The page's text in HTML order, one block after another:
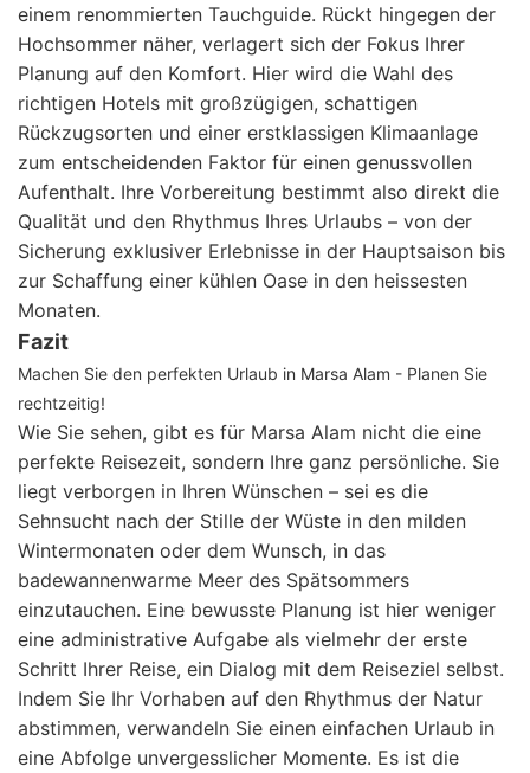
einem renommierten Tauchguide. Rückt hingegen der
Hochsommer näher, verlagert sich der Fokus Ihrer
Planung auf den Komfort. Hier wird die Wahl des
richtigen Hotels mit großzügigen, schattigen
Rückzugsorten und einer erstklassigen Klimaanlage
zum entscheidenden Faktor für einen genussvollen
Aufenthalt. Ihre Vorbereitung bestimmt also direkt die
Qualität und den Rhythmus Ihres Urlaubs – von der
Sicherung exklusiver Erlebnisse in der Hauptsaison bis
zur Schaffung einer kühlen Oase in den heissesten
Monaten.
Fazit
Machen Sie den perfekten Urlaub in Marsa Alam - Planen Sie
rechtzeitig!
Wie Sie sehen, gibt es für Marsa Alam nicht die eine
perfekte Reisezeit, sondern Ihre ganz persönliche. Sie
liegt verborgen in Ihren Wünschen – sei es die
Sehnsucht nach der Stille der Wüste in den milden
Wintermonaten oder dem Wunsch, in das
badewannenwarme Meer des Spätsommers
einzutauchen. Eine bewusste Planung ist hier weniger
eine administrative Aufgabe als vielmehr der erste
Schritt Ihrer Reise, ein Dialog mit dem Reiseziel selbst.
Indem Sie Ihr Vorhaben auf den Rhythmus der Natur
abstimmen, verwandeln Sie einen einfachen Urlaub in
eine Abfolge unvergesslicher Momente. Es ist die